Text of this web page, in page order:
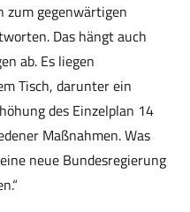
zum gegenwärtigen
Das hängt auch
ab. Es liegen
Tisch, darunter ein
des Einzelplan 14
Maßnahmen. Was
neue Bundesregierung